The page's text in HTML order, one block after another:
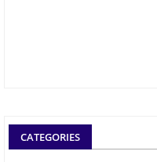
CATEGORIES